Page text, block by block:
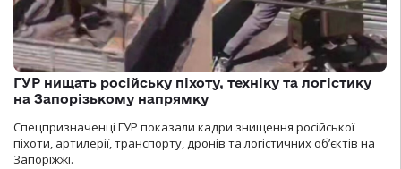
ГУР нищать російську піхоту, техніку та логістику
на Запорізькому напрямку
Спецпризначенці ГУР показали кадри знищення російської
піхоти, артилерії, транспорту, дронів та логістичних об’єктів на
Запоріжжі.